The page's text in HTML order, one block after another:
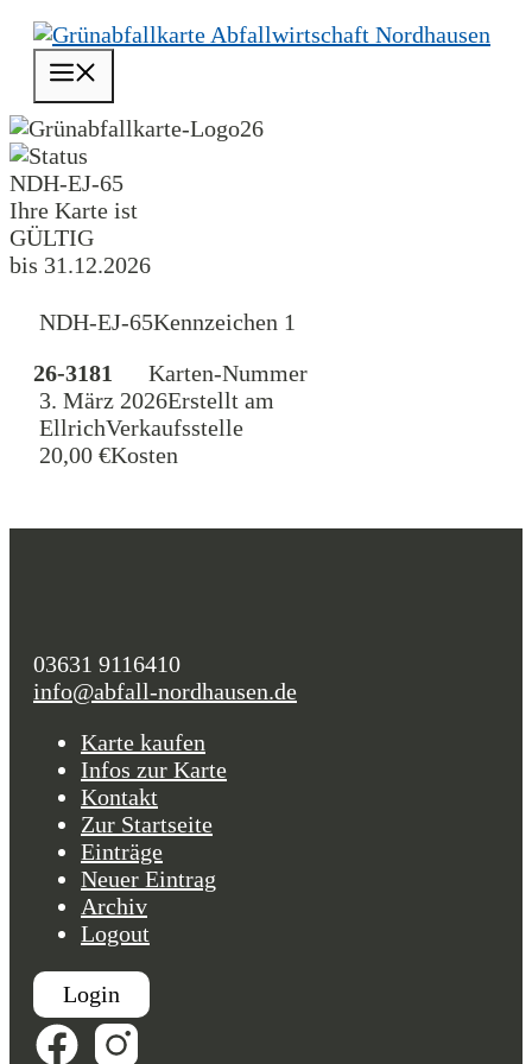
Zum
Inhalt
springen
26
NDH-EJ-65
Ihre Karte ist
GÜLTIG
bis 31.12.2026
NDH-EJ-65Kennzeichen 1
26-3181
Karten-Nummer
3. März 2026Erstellt am
EllrichVerkaufsstelle
20,00 €Kosten
03631 9116410
info@abfall-nordhausen.de
Karte kaufen
Infos zur Karte
Kontakt
Zur Startseite
Einträge
Neuer Eintrag
Archiv
Logout
Login